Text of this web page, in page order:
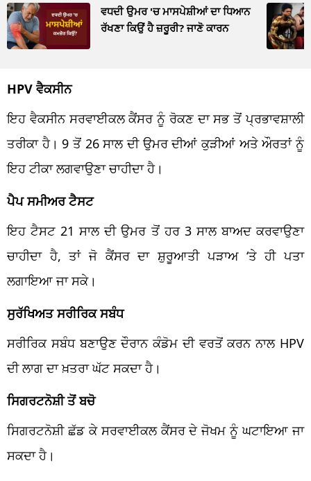
ਵਧਦੀ ਉਮਰ 'ਚ ਮਾਸਪੇਸ਼ੀਆਂ ਦਾ ਧਿਆਨ
ਰੱਖਣਾ ਕਿਉਂ ਹੈ ਜ਼ਰੂਰੀ? ਜਾਣੋ ਕਾਰਨ
HPV ਵੈਕਸੀਨ
ਇਹ ਵੈਕਸੀਨ ਸਰਵਾਈਕਲ ਕੈਂਸਰ ਨੂੰ ਰੋਕਣ ਦਾ ਸਭ ਤੋਂ ਪ੍ਰਭਾਵਸ਼ਾਲੀ
ਤਰੀਕਾ ਹੈ। 9 ਤੋਂ 26 ਸਾਲ ਦੀ ਉਮਰ ਦੀਆਂ ਕੁੜੀਆਂ ਅਤੇ ਔਰਤਾਂ ਨੂੰ
ਇਹ ਟੀਕਾ ਲਗਵਾਉਣਾ ਚਾਹੀਦਾ ਹੈ।
ਪੈਪ ਸਮੀਅਰ ਟੈਸਟ
ਇਹ ਟੈਸਟ 21 ਸਾਲ ਦੀ ਉਮਰ ਤੋਂ ਹਰ 3 ਸਾਲ ਬਾਅਦ ਕਰਵਾਉਣਾ
ਚਾਹੀਦਾ ਹੈ, ਤਾਂ ਜੋ ਕੈਂਸਰ ਦਾ ਸ਼ੁਰੂਆਤੀ ਪੜਾਅ ‘ਤੇ ਹੀ ਪਤਾ
ਲਗਾਇਆ ਜਾ ਸਕੇ।
ਸੁਰੱਖਿਅਤ ਸਰੀਰਿਕ ਸਬੰਧ
ਸਰੀਰਿਕ ਸਬੰਧ ਬਣਾਉਣ ਦੌਰਾਨ ਕੰਡੋਮ ਦੀ ਵਰਤੋਂ ਕਰਨ ਨਾਲ HPV
ਦੀ ਲਾਗ ਦਾ ਖ਼ਤਰਾ ਘੱਟ ਸਕਦਾ ਹੈ।
ਸਿਗਰਟਨੋਸ਼ੀ ਤੋਂ ਬਚੋ
ਸਿਗਰਟਨੋਸ਼ੀ ਛੱਡ ਕੇ ਸਰਵਾਈਕਲ ਕੈਂਸਰ ਦੇ ਜੋਖਮ ਨੂੰ ਘਟਾਇਆ ਜਾ
ਸਕਦਾ ਹੈ।